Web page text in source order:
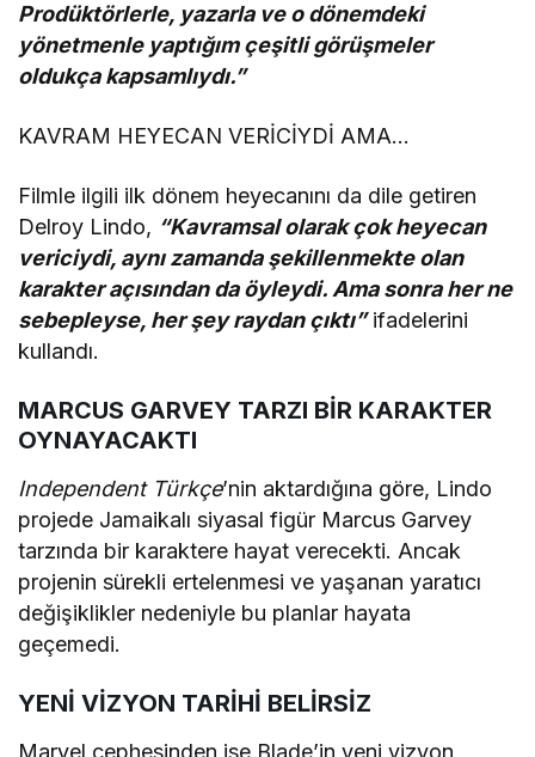
Prodüktörlerle, yazarla ve o dönemdeki
yönetmenle yaptığım çeşitli görüşmeler
oldukça kapsamlıydı.”
KAVRAM HEYECAN VERİCİYDİ AMA…
Filmle ilgili ilk dönem heyecanını da dile getiren
Delroy Lindo, “Kavramsal olarak çok heyecan
vericiydi, aynı zamanda şekillenmekte olan
karakter açısından da öyleydi. Ama sonra her ne
sebepleyse, her şey raydan çıktı” ifadelerini
kullandı.
MARCUS GARVEY TARZI BİR KARAKTER
OYNAYACAKTI
Independent Türkçe’nin aktardığına göre, Lindo
projede Jamaikalı siyasal figür Marcus Garvey
tarzında bir karaktere hayat verecekti. Ancak
projenin sürekli ertelenmesi ve yaşanan yaratıcı
değişiklikler nedeniyle bu planlar hayata
geçemedi.
YENİ VİZYON TARİHİ BELİRSİZ